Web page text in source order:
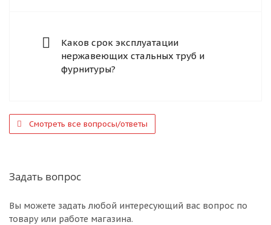
Каков срок эксплуатации
нержавеющих стальных труб и
фурнитуры?
Смотреть все вопросы/ответы
Задать вопрос
Вы можете задать любой интересующий вас вопрос по
товару или работе магазина.